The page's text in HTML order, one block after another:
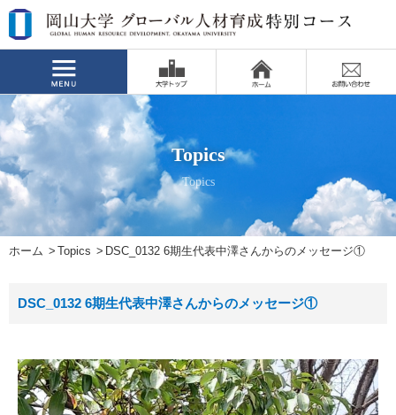
Topics
Topics
ホーム Topics DSC_0132 6期生代表中澤さんからのメッセージ①
DSC_0132 6期生代表中澤さんからのメッセージ①